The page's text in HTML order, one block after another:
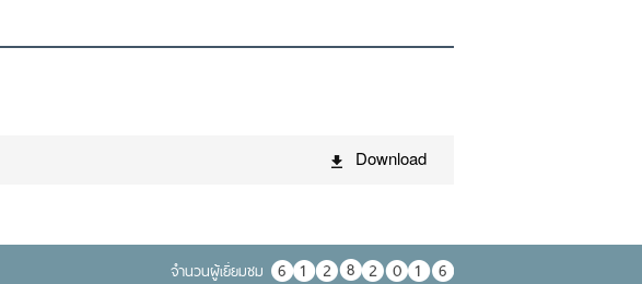
Download
จำนวนผู้เยื่ยมชม